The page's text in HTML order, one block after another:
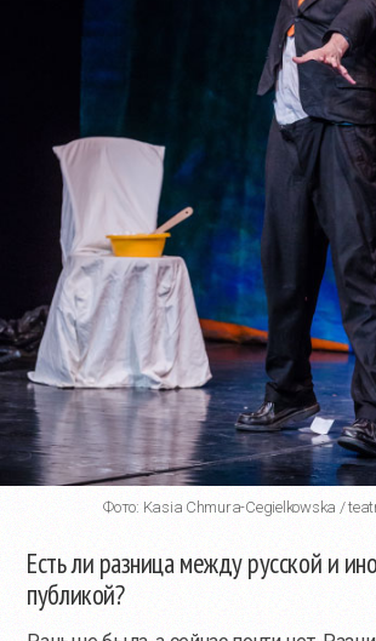
Фото: Kasia Chmura-Cegielkowska /
Есть ли разница между русской и
публикой?